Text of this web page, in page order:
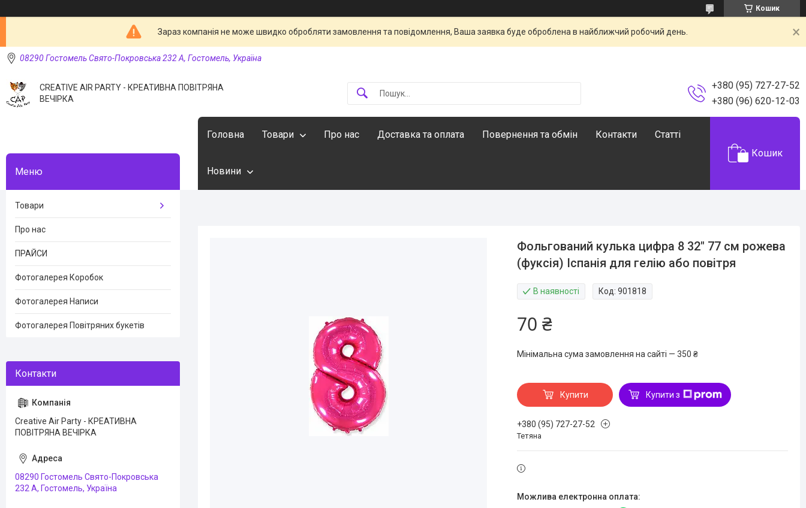
Кошик
Зараз компанія не може швидко обробляти замовлення та повідомлення, Ваша заявка буде оброблена в найближчий робочий день.
08290 Гостомель Свято-Покровська 232 А, Гостомель, Україна
CREATIVE AIR PARTY - КРЕАТИВНА ПОВІТРЯНА
ВЕЧІРКА
+380 (95) 727-27-52
+380 (96) 620-12-03
Головна Товари Про нас Доставка та оплата Повернення та обмін Контакти Статті
Новини
Кошик
Фольгований кулька цифра 8 32" 77 см рожева
(фуксія) Іспанія для гелію або повітря
В наявності Код:901818
70 ₴
Мінімальна сума замовлення на сайті — 350 ₴
Купити Купити з
+380 (95) 727-27-52
Тетяна
Товари
Про нас
ПРАЙСИ
Фотогалерея Коробок
Фотогалерея Написи
Фотогалерея Повітряних букетів
Creative Air Party - КРЕАТИВНА
ПОВІТРЯНА ВЕЧІРКА
08290 Гостомель Свято-Покровська
232 А, Гостомель, Україна